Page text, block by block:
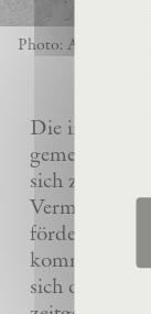
Photo: Anselm Kiefer
Die im Jahre
sich zur
Vermächtnis
fördern und
kommende
sich dem